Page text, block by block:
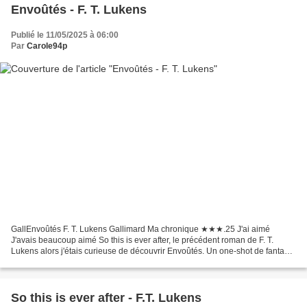
Envoûtés - F. T. Lukens
Publié le 11/05/2025 à 06:00
Par Carole94p
GallEnvoûtés F. T. Lukens Gallimard Ma chronique ★★★.25 J'ai aimé
J'avais beaucoup aimé So this is ever after, le précédent roman de F. T.
Lukens alors j'étais curieuse de découvrir Envoûtés. Un one-shot de fantasy
So this is ever after - F.T. Lukens